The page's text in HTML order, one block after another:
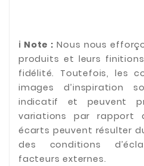
ℹ️ Note : Nous nous
produits et leurs
fidélité. Toutefois, les
images d’inspiration
indicatif et peuvent
variations par rapport
écarts peuvent résulter
des conditions
facteurs externes.